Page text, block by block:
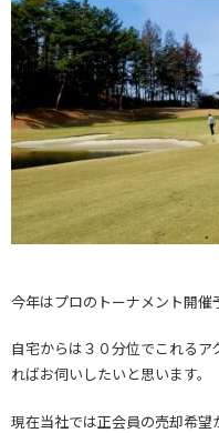
今年はプロのトーナメント開催
自宅からは３０分位でこれるア
ればお伺いしたいと思います。
現在当社では正会員の売却希